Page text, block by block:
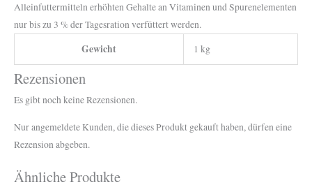
Alleinfuttermitteln erhöhten Gehalte an Vitaminen und Spurenelementen
nur bis zu 3 % der Tagesration verfüttert werden.
Gewicht 1 kg
Rezensionen
Es gibt noch keine Rezensionen.
Nur angemeldete Kunden, die dieses Produkt gekauft haben, dürfen eine
Rezension abgeben.
Ähnliche Produkte